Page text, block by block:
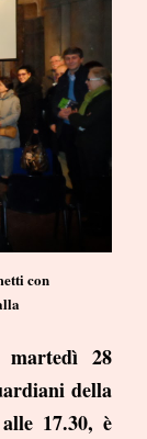
con
martedì 28
della
17.30, è